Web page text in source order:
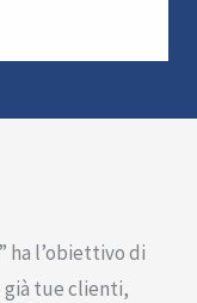
ha l’obiettivo di
già tue clienti,